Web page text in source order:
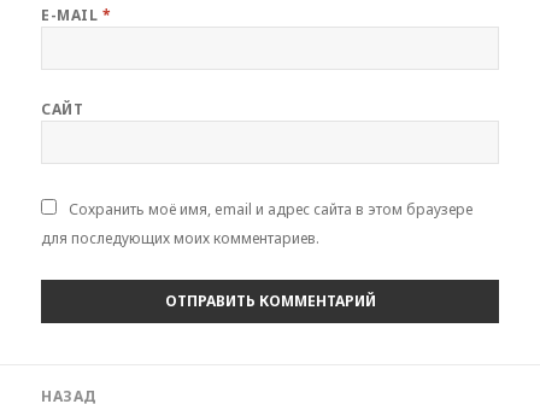
E-MAIL *
САЙТ
Сохранить моё имя, email и адрес сайта в этом браузере
для последующих моих комментариев.
НАЗАД